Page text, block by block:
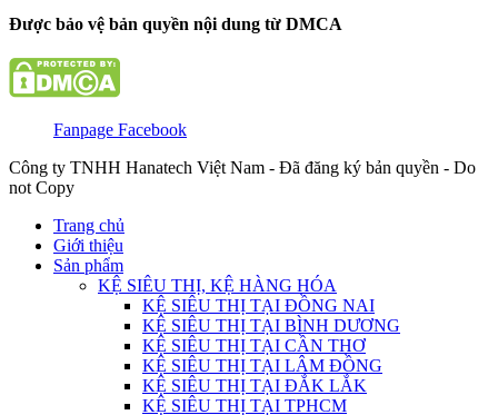
Được bảo vệ bản quyền nội dung từ DMCA
Fanpage Facebook
Công ty TNHH Hanatech Việt Nam - Đã đăng ký bản quyền - Do
not Copy
Trang chủ
Giới thiệu
Sản phẩm
KỆ SIÊU THỊ, KỆ HÀNG HÓA
KỆ SIÊU THỊ TẠI ĐỒNG NAI
KỆ SIÊU THỊ TẠI BÌNH DƯƠNG
KỆ SIÊU THỊ TẠI CẦN THƠ
KỆ SIÊU THỊ TẠI LÂM ĐỒNG
KỆ SIÊU THỊ TẠI ĐẮK LẮK
KỆ SIÊU THỊ TẠI TPHCM